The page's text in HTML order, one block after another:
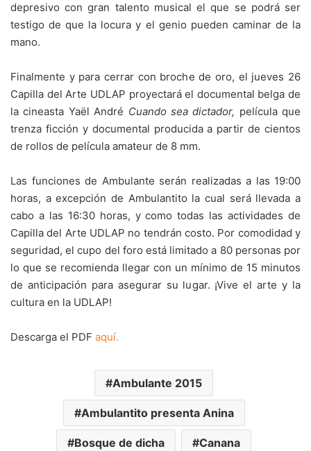
depresivo con gran talento musical el que se podrá ser
testigo de que la locura y el genio pueden caminar de la
mano.
Finalmente y para cerrar con broche de oro, el jueves 26
Capilla del Arte UDLAP proyectará el documental belga de
la cineasta Yaël André Cuando sea dictador, película que
trenza ficción y documental producida a partir de cientos
de rollos de película amateur de 8 mm.
Las funciones de Ambulante serán realizadas a las 19:00
horas, a excepción de Ambulantito la cual será llevada a
cabo a las 16:30 horas, y como todas las actividades de
Capilla del Arte UDLAP no tendrán costo. Por comodidad y
seguridad, el cupo del foro está limitado a 80 personas por
lo que se recomienda llegar con un mínimo de 15 minutos
de anticipación para asegurar su lugar. ¡Vive el arte y la
cultura en la UDLAP!
Descarga el PDF aquí.
Ambulante 2015
Ambulantito presenta Anina
Bosque de dicha Canana